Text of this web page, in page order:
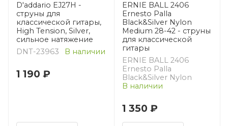
D'addario EJ27H -
струны для
классической гитары,
High Tension, Silver,
сильное натяжение
DNT-23963
В наличии
1 190 ₽
ERNIE BALL 2406
Ernesto Palla
Black&Silver Nylon
Medium 28-42 - струны
для классической
гитары
ERNIE BALL 2406
Ernesto Palla
Black&Silver Nylon
В наличии
1 350 ₽